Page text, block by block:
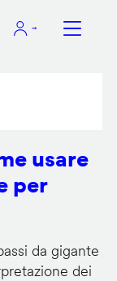
usare
per
da gigante
dei